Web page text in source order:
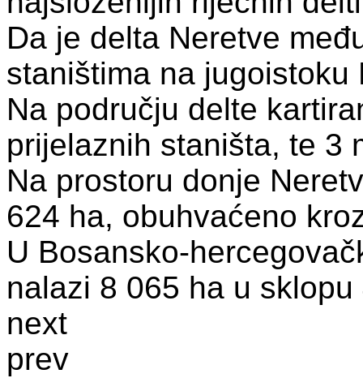
Da je delta Neretve
staništima na jugoistoku
Na području delte
prijelaznih staništa, te 3
Na prostoru donje
624 ha, obuhvaćeno
U Bosansko-
nalazi 8 065 ha u
next
prev